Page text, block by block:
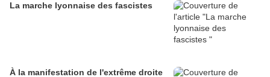
La marche lyonnaise des fascistes
À la manifestation de l'extrême droite